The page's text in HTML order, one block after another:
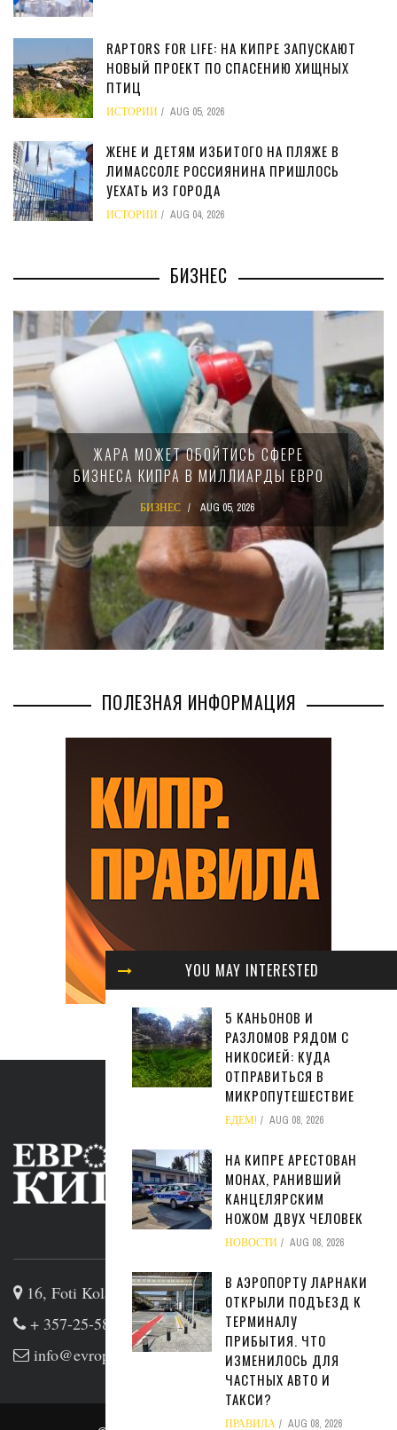
YOU MAY INTERESTED
5 КАНЬОНОВ И
РАЗЛОМОВ РЯДОМ С
НИКОСИЕЙ: КУДА
ОТПРАВИТЬСЯ В
МИКРОПУТЕШЕСТВИЕ
ЕДЕМ! AUG 08, 2026
НА КИПРЕ АРЕСТОВАН
МОНАХ, РАНИВШИЙ
КАНЦЕЛЯРСКИМ
НОЖОМ ДВУХ ЧЕЛОВЕК
НОВОСТИ AUG 08, 2026
В АЭРОПОРТУ ЛАРНАКИ
ОТКРЫЛИ ПОДЪЕЗД К
ТЕРМИНАЛУ
ПРИБЫТИЯ. ЧТО
ИЗМЕНИЛОСЬ ДЛЯ
ЧАСТНЫХ АВТО И
ТАКСИ?
ПРАВИЛА AUG 08, 2026
RAPTORS FOR LIFE: НА КИПРЕ ЗАПУСКАЮТ
НОВЫЙ ПРОЕКТ ПО СПАСЕНИЮ ХИЩНЫХ
ПТИЦ
ИСТОРИИ AUG 05, 2026
ЖЕНЕ И ДЕТЯМ ИЗБИТОГО НА ПЛЯЖЕ В
ЛИМАССОЛЕ РОССИЯНИНА ПРИШЛОСЬ
УЕХАТЬ ИЗ ГОРОДА
ИСТОРИИ AUG 04, 2026
БИЗНЕС
ЕВРО
МИНФИН КИПРА ПЕРЕПИСАЛ
15-ПРОЦЕНТНОМ НАЛОГЕ
КРУПНЫХ
КОМПАНИЙ
БИЗНЕС AUG 02, 2026
ПОЛЕЗНАЯ ИНФОРМАЦИЯ
ABOUT US
16, Foti Kolakidi str, 3031, Limassol, Cyprus
+ 357-25-581133
info@evropakipr.com